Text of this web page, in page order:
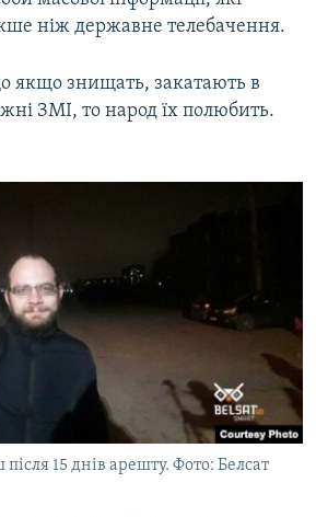
ніж державне телебачення.
якщо знищать, закатають в
ЗМІ, то народ їх полюбить.
після 15 днів арешту. Фото: Белсат